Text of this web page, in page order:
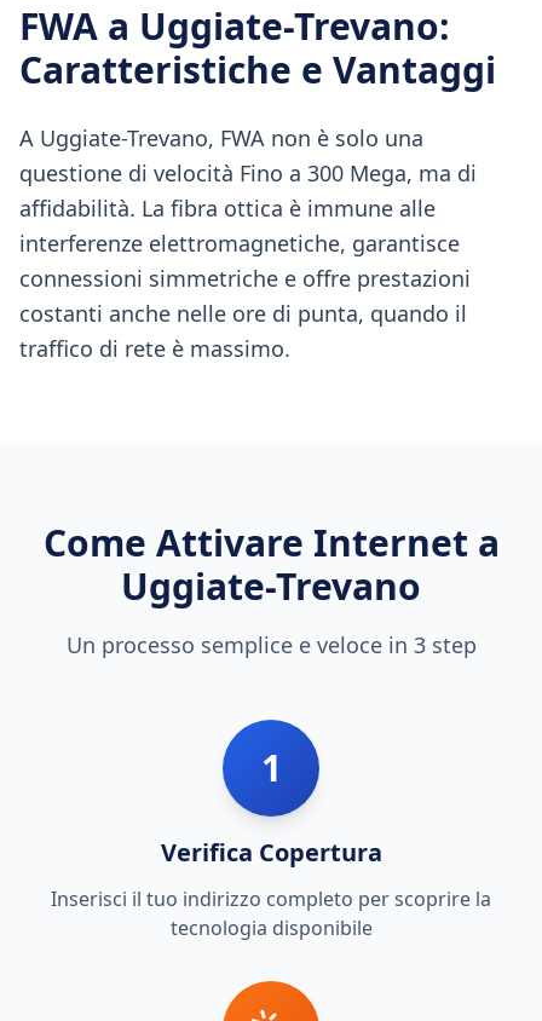
FWA a Uggiate-Trevano:
Caratteristiche e Vantaggi
A Uggiate-Trevano, FWA non è solo una
questione di velocità Fino a 300 Mega, ma di
affidabilità. La fibra ottica è immune alle
interferenze elettromagnetiche, garantisce
connessioni simmetriche e offre prestazioni
costanti anche nelle ore di punta, quando il
traffico di rete è massimo.
Come Attivare Internet a
Uggiate-Trevano
Un processo semplice e veloce in 3 step
1
Verifica Copertura
Inserisci il tuo indirizzo completo per scoprire la
tecnologia disponibile